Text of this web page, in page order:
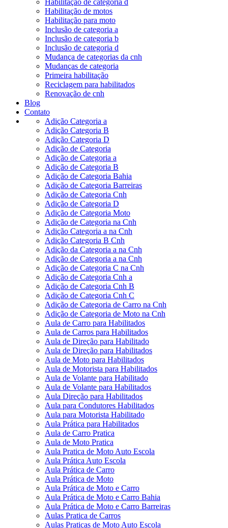
Habilitação de motos
Habilitação para moto
Inclusão de categoria a
Inclusão de categoria b
Inclusão de categoria d
Mudança de categorias da cnh
Mudanças de categoria
Primeira habilitação
Reciclagem para habilitados
Renovação de cnh
Blog
Contato
Adição Categoria a
Adição Categoria B
Adição Categoria D
Adição de Categoria
Adição de Categoria a
Adição de Categoria B
Adição de Categoria Bahia
Adição de Categoria Barreiras
Adição de Categoria Cnh
Adição de Categoria D
Adição de Categoria Moto
Adição de Categoria na Cnh
Adição Categoria a na Cnh
Adição Categoria B Cnh
Adição da Categoria a na Cnh
Adição de Categoria a na Cnh
Adição de Categoria C na Cnh
Adição de Categoria Cnh a
Adição de Categoria Cnh B
Adição de Categoria Cnh C
Adição de Categoria de Carro na Cnh
Adição de Categoria de Moto na Cnh
Aula de Carro para Habilitados
Aula de Carros para Habilitados
Aula de Direção para Habilitado
Aula de Direção para Habilitados
Aula de Moto para Habilitados
Aula de Motorista para Habilitados
Aula de Volante para Habilitado
Aula de Volante para Habilitados
Aula Direção para Habilitados
Aula para Condutores Habilitados
Aula para Motorista Habilitado
Aula Prática para Habilitados
Aula de Carro Pratica
Aula de Moto Pratica
Aula Pratica de Moto Auto Escola
Aula Prática Auto Escola
Aula Prática de Carro
Aula Prática de Moto
Aula Prática de Moto e Carro
Aula Prática de Moto e Carro Bahia
Aula Prática de Moto e Carro Barreiras
Aulas Pratica de Carros
Aulas Praticas de Moto Auto Escola